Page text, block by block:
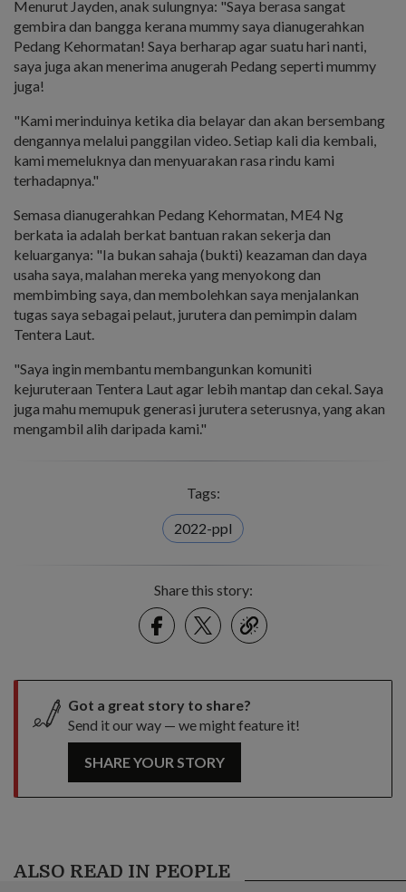
Menurut Jayden, anak sulungnya: "Saya berasa sangat
gembira dan bangga kerana mummy saya dianugerahkan
Pedang Kehormatan! Saya berharap agar suatu hari nanti,
saya juga akan menerima anugerah Pedang seperti mummy
juga!
"Kami merinduinya ketika dia belayar dan akan bersembang
dengannya melalui panggilan video. Setiap kali dia kembali,
kami memeluknya dan menyuarakan rasa rindu kami
terhadapnya."
Semasa dianugerahkan Pedang Kehormatan, ME4 Ng
berkata ia adalah berkat bantuan rakan sekerja dan
keluarganya: "Ia bukan sahaja (bukti) keazaman dan daya
usaha saya, malahan mereka yang menyokong dan
membimbing saya, dan membolehkan saya menjalankan
tugas saya sebagai pelaut, jurutera dan pemimpin dalam
Tentera Laut.
"Saya ingin membantu membangunkan komuniti
kejuruteraan Tentera Laut agar lebih mantap dan cekal. Saya
juga mahu memupuk generasi jurutera seterusnya, yang akan
mengambil alih daripada kami."
Tags:
2022-ppl
Share this story:
FacebookTwitter
link
Got a great story to share?
Send it our way — we might feature it!
SHARE YOUR STORY
ALSO READ IN PEOPLE